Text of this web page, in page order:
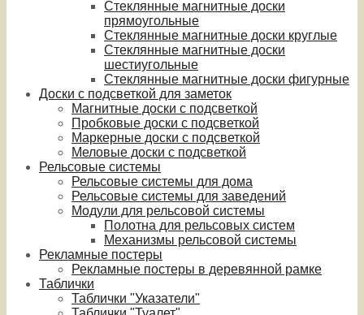
Стеклянные магнитные доски
прямоугольные
Стеклянные магнитные доски круглые
Стеклянные магнитные доски
шестиугольные
Стеклянные магнитные доски фигурные
Доски с подсветкой для заметок
Магнитные доски с подсветкой
Пробковые доски с подсветкой
Маркерные доски с подсветкой
Меловые доски с подсветкой
Рельсовые системы
Рельсовые системы для дома
Рельсовые системы для заведений
Модули для рельсовой системы
Полотна для рельсовых систем
Механизмы рельсовой системы
Рекламные постеры
Рекламные постеры в деревянной рамке
Таблички
Таблички "Указатели"